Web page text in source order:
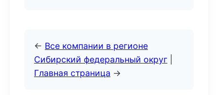
← Все компании в регионе
Сибирский федеральный округ
Главная страница →